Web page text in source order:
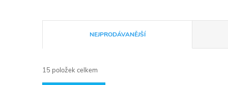
a
NEJPRODÁVANĚJŠÍ
15 položek celkem